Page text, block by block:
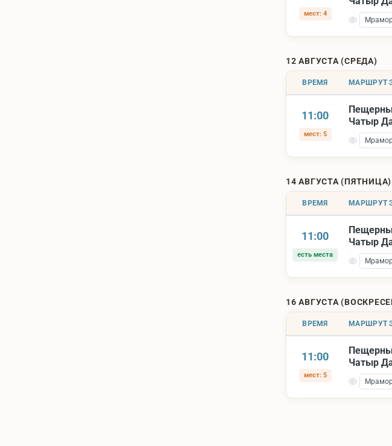
мест: 4
12 АВГУСТА (СРЕДА)
ВРЕМЯ МАРШРУТ
11:00
мест: 5
Чатыр
14 АВГУСТА (ПЯТНИЦА)
ВРЕМЯ МАРШРУТ
11:00
есть места
Чатыр
16 АВГУСТА
ВРЕМЯ МАРШРУТ
11:00
мест: 5
Чатыр